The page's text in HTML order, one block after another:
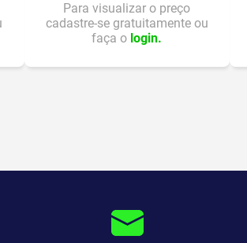
Para visualizar o preço
cadastre-se gratuitamente ou
faça o login.